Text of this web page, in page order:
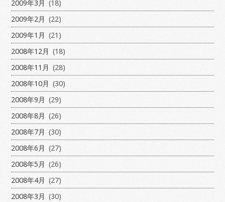
2009年3月 (18)
2009年2月 (22)
2009年1月 (21)
2008年12月 (18)
2008年11月 (28)
2008年10月 (30)
2008年9月 (29)
2008年8月 (26)
2008年7月 (30)
2008年6月 (27)
2008年5月 (26)
2008年4月 (27)
2008年3月 (30)